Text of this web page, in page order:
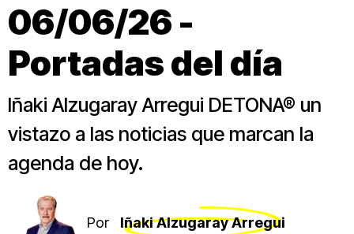
06/06/26 -
Portadas del día
Iñaki Alzugaray Arregui DETONA® un
vistazo a las noticias que marcan la
agenda de hoy.
Por
Iñaki Alzugaray Arregui